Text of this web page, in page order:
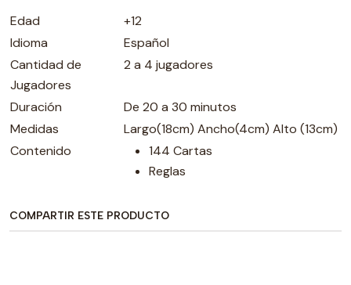
Edad
+12
Idioma
Español
Cantidad de
Jugadores
2 a 4 jugadores
Duración
De 20 a 30 minutos
Medidas
Largo(18cm) Ancho(4cm) Alto (13cm)
Contenido
144 Cartas
Reglas
COMPARTIR ESTE PRODUCTO